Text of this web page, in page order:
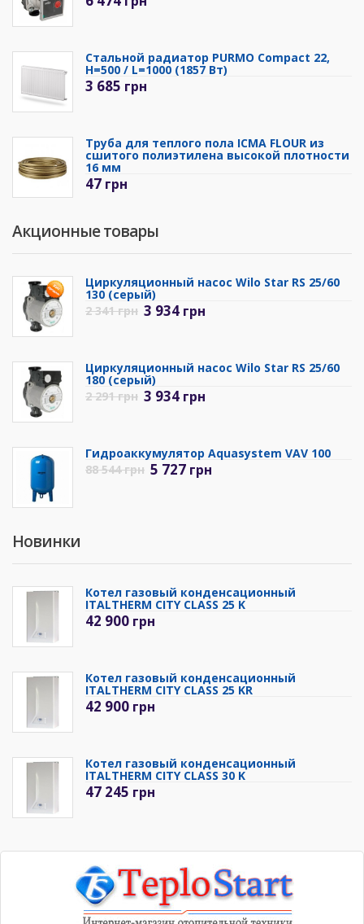
Стальной радиатор PURMO Compact 22,
H=500 / L=1000 (1857 Вт)
3 685 грн
Труба для теплого пола ICMA FLOUR из
сшитого полиэтилена высокой плотности
16 мм
47 грн
Акционные товары
Циркуляционный насос Wilo Star RS 25/60
130 (серый)
2 341грн 3 934 грн
Циркуляционный насос Wilo Star RS 25/60
180 (серый)
2 291грн 3 934 грн
Гидроаккумулятор Aquasystem VAV 100
88 544грн 5 727 грн
Новинки
Котел газовый конденсационный
ITALTHERM CITY CLASS 25 K
42 900 грн
Котел газовый конденсационный
ITALTHERM CITY CLASS 25 KR
42 900 грн
Котел газовый конденсационный
ITALTHERM CITY CLASS 30 K
47 245 грн